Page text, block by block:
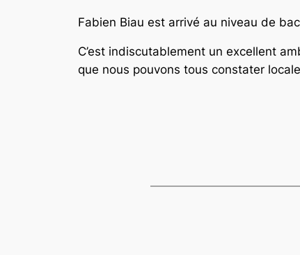
Fabien Biau est arrivé au niveau de
C’est indiscutablement un excellent
que nous pouvons tous constater